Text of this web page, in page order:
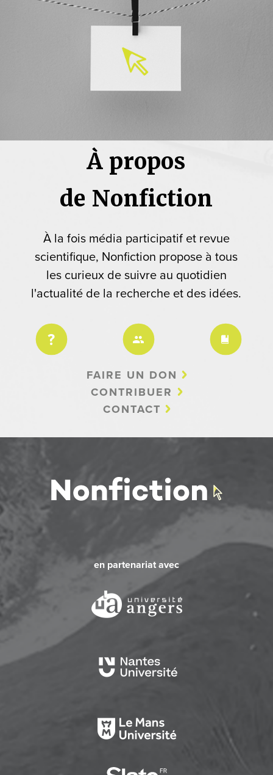
À propos
de Nonfiction
À la fois média participatif et revue
scientifique, Nonfiction propose à tous
les curieux de suivre au quotidien
l'actualité de la recherche et des idées.
FAIRE UN DON
CONTRIBUER
CONTACT
en partenariat avec